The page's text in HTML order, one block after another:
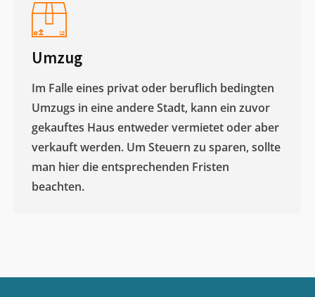
Umzug
Im Falle eines privat oder beruflich bedingten
Umzugs in eine andere Stadt, kann ein zuvor
gekauftes Haus entweder vermietet oder aber
verkauft werden. Um Steuern zu sparen, sollte
man hier die entsprechenden Fristen
beachten.